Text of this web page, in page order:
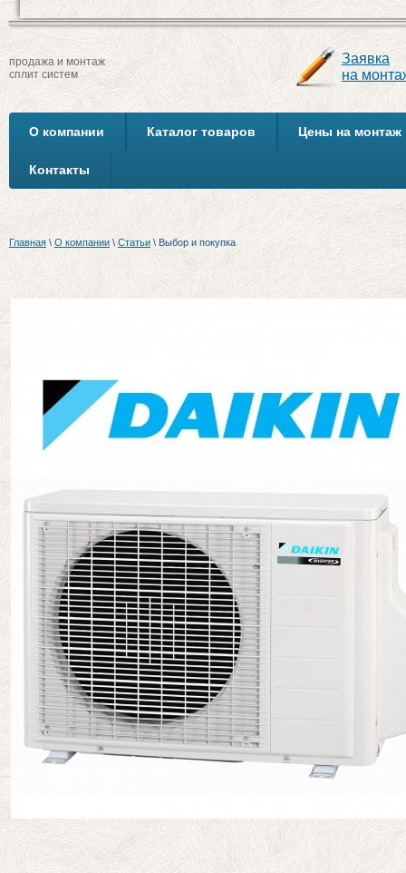
продажа и монтаж
сплит систем
Заявка
на
О компании Каталог товаров Цены на монтаж
Контакты
Главная \ О компании \ Статьи \ Выбор и покупка